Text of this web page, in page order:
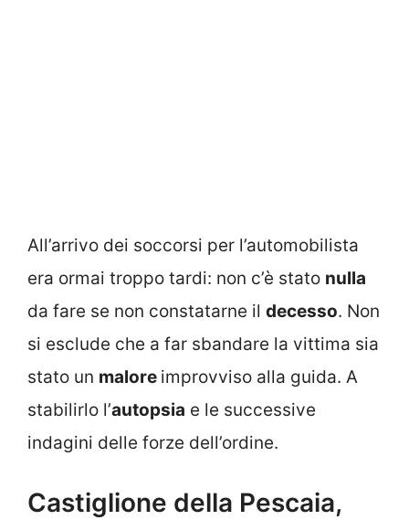
All’arrivo dei soccorsi per l’automobilista
era ormai troppo tardi: non c’è stato nulla
da fare se non constatarne il decesso. Non
si esclude che a far sbandare la vittima sia
stato un malore improvviso alla guida. A
stabilirlo l’autopsia e le successive
indagini delle forze dell’ordine.
Castiglione della Pescaia,